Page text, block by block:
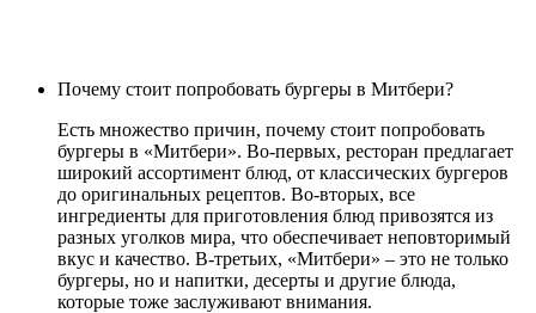
Почему стоит попробовать бургеры в Митбери?
Есть множество причин, почему стоит попробовать
бургеры в «Митбери». Во-первых, ресторан предлагает
широкий ассортимент блюд, от классических бургеров
до оригинальных рецептов. Во-вторых, все
ингредиенты для приготовления блюд привозятся из
разных уголков мира, что обеспечивает неповторимый
вкус и качество. В-третьих, «Митбери» – это не только
бургеры, но и напитки, десерты и другие блюда,
которые тоже заслуживают внимания.